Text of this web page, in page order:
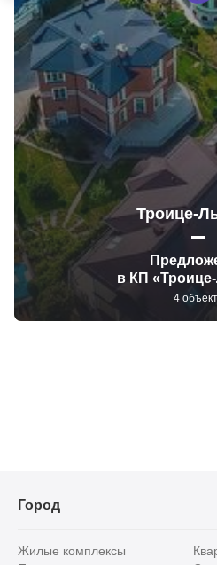
Троице-
в КП
4
Город
Жилые комплексы